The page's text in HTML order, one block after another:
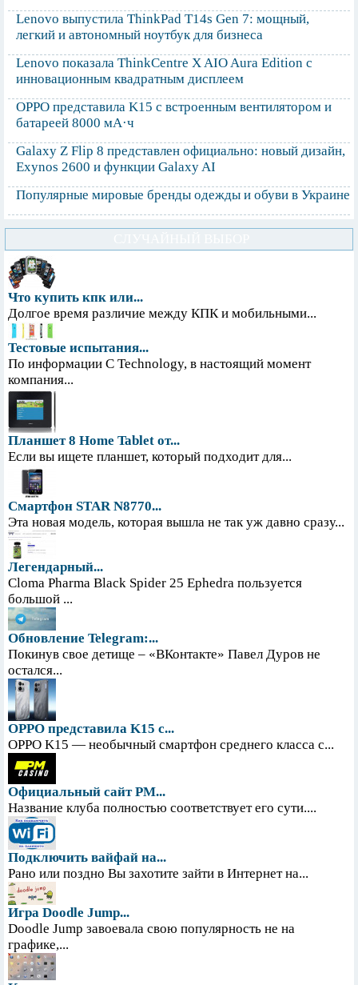
Lenovo выпустила ThinkPad T14s Gen 7: мощный,
легкий и автономный ноутбук для бизнеса
Lenovo показала ThinkCentre X AIO Aura Edition с
инновационным квадратным дисплеем
OPPO представила K15 с встроенным вентилятором и
батареей 8000 мА·ч
Galaxy Z Flip 8 представлен официально: новый дизайн,
Exynos 2600 и функции Galaxy AI
Популярные мировые бренды одежды и обуви в Украине
Что купить кпк или...
Долгое время различие между КПК и мобильными...
Тестовые испытания...
По информации С Technology, в настоящий момент
компания...
Планшет 8 Home Tablet от...
Если вы ищете планшет, который подходит для...
Смартфон STAR N8770...
Эта новая модель, которая вышла не так уж давно сразу...
Легендарный...
Cloma Pharma Black Spider 25 Ephedra пользуется
большой ...
Обновление Telegram:...
Покинув свое детище – «ВКонтакте» Павел Дуров не
остался...
OPPO представила K15 с...
OPPO K15 — необычный смартфон среднего класса с...
Официальный сайт PM...
Название клуба полностью соответствует его сути....
Подключить вайфай на...
Рано или поздно Вы захотите зайти в Интернет на...
Игра Doodle Jump...
Doodle Jump завоевала свою популярность не на
графике,...